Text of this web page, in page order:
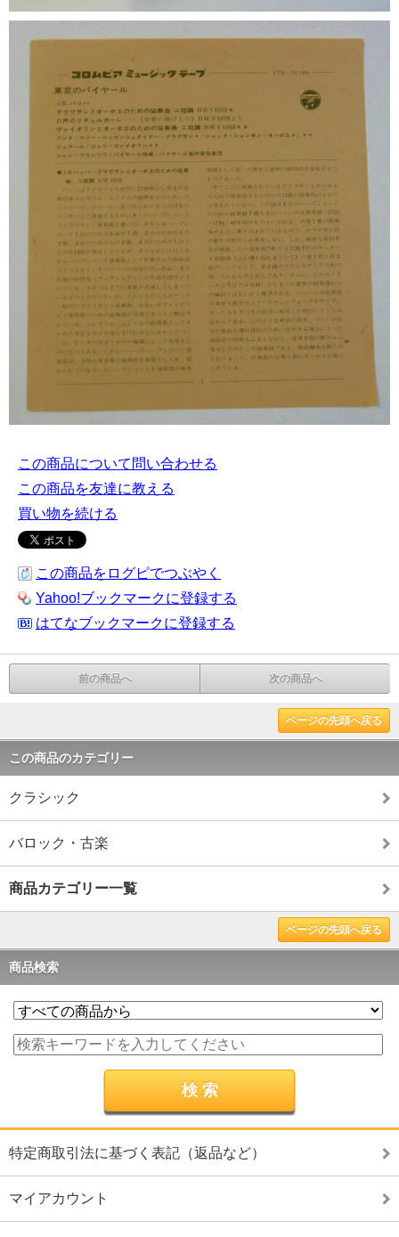
この商品について問い合わせる
この商品を友達に教える
買い物を続ける
この商品をログピでつぶやく
Yahoo!ブックマークに登録する
はてなブックマークに登録する
前の商品へ 次の商品へ
ページの先頭へ戻る
この商品のカテゴリー
クラシック
バロック・古楽
商品カテゴリー一覧
ページの先頭へ戻る
商品検索
特定商取引法に基づく表記（返品など）
マイアカウント